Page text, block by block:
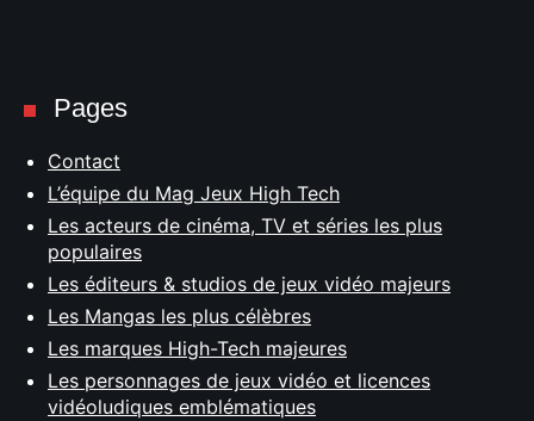
Pages
Contact
L’équipe du Mag Jeux High Tech
Les acteurs de cinéma, TV et séries les plus
populaires
Les éditeurs & studios de jeux vidéo majeurs
Les Mangas les plus célèbres
Les marques High-Tech majeures
Les personnages de jeux vidéo et licences
vidéoludiques emblématiques